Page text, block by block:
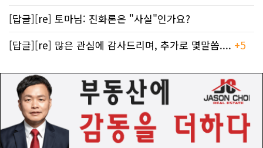
[답글][re] 토마님: 진화론은 "사실"인가요?
[답글][re] 많은 관심에 감사드리며, 추가로 몇말씀.... +5